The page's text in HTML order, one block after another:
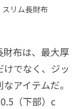
リム長財布
布は、最大厚
でなく、ジッ
アイテムだ。
（下部）c